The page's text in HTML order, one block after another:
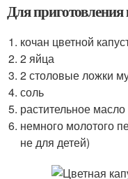
Для
кочан цветной
2 яйца
2 столовые ложки
соль
растительное масло
немного молотого
не для детей)